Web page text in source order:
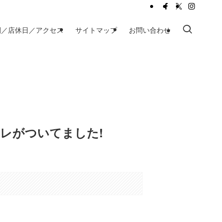
店休日／アクセス サイトマップ お問い合わせ
がついてました!